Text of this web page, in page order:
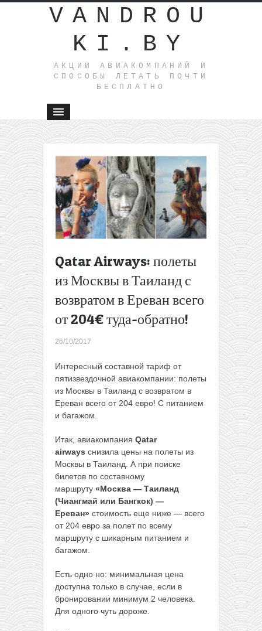
VANDROU
KI.BY
АКЦИИ АВИАКОМПАНИЙ И
СПОСОБЫ ЛЕТАТЬ ПОЧТИ
БЕСПЛАТНО
Qatar Airways: полеты
из Москвы в Таиланд с
возвратом в Ереван всего
от 204€ туда-обратно!
26/10/2017
Интересный составной тариф от
пятизвездочной авиакомпании: полеты
из Москвы в Таиланд с возвратом в
Ереван всего от 204 евро! С питанием
и багажом.
Итак, авиакомпания Qatar
airways снизила цены на полеты из
Москвы в Таиланд. А при поиске
билетов по составному
маршруту «Москва — Таиланд
(Чиангмай или Бангкок) —
Ереван» стоимость еще ниже — всего
от 204 евро за полет по всему
маршруту с шикарным питанием и
багажом.
Есть одно но: минимальная цена
доступна только в случае, если в
бронировании минимум 2 человека.
Для одного чуть дороже.
Хит!
Варшавы
Бельгию
Италию
обратно
некуда!
Двухнедельный
Европы на